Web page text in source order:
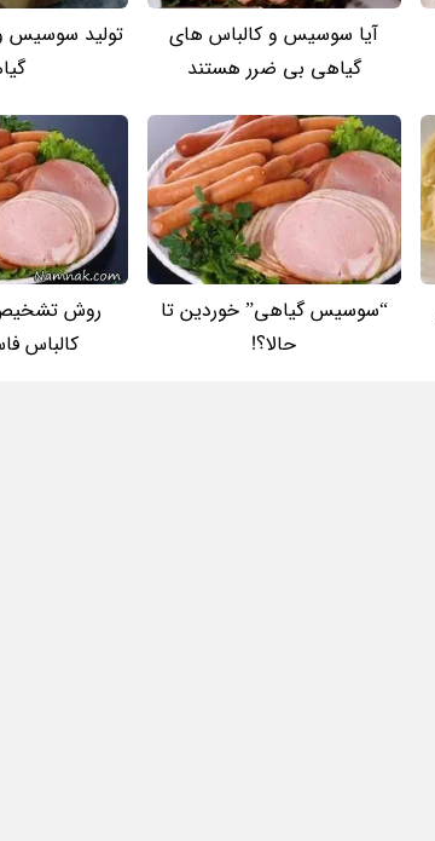
آیا سوسیس و کالباس های
گیاهی بی ضرر هستند
تولید سوسیس
“سوسیس گیاهی” خوردین تا
حالا؟!
روش
کالباس